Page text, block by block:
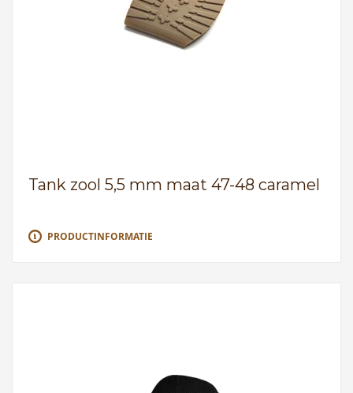
Tank zool 5,5 mm maat 47-48 caramel
PRODUCTINFORMATIE